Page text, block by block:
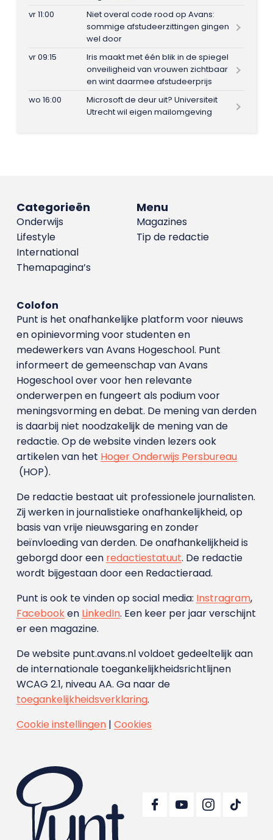
vr 11:00
Niet overal code rood op Avans:
sommige afstudeerzittingen gingen
wel door
vr 09:15
Iris maakt met één blik in de spiegel
onveiligheid van vrouwen zichtbaar
en wint daarmee afstudeerprijs
wo 16:00
Microsoft de deur uit? Universiteit
Utrecht wil eigen mailomgeving
Menu
Magazines
Tip de redactie
Categorieën
Onderwijs
Lifestyle
International
Themapagina’s
Colofon
Punt is het onafhankelijke platform voor nieuws
en opinievorming voor studenten en
medewerkers van Avans Hoge­school. Punt
informeert de gemeenschap van Avans
Hogeschool over voor hen relevante
onderwerpen en fungeert als podium voor
meningsvorming en debat. De mening van derden
is daarbij niet noodzakelijk de mening van de
redactie. Op de website vinden lezers ook
artikelen van het Hoger Onderwijs Persbureau
(HOP).
De redactie bestaat uit professionele journalisten.
Zij werken in journalistieke onafhankelijkheid, op
basis van vrije nieuwsgaring en zonder
beïnvloeding van derden. De onafhankelijkheid is
geborgd door een redactiestatuut. De redactie
wordt bijgestaan door een Redactieraad.
Punt is ook te vinden op social media: Instragram,
Facebooken LinkedIn. Een keer per jaar verschijnt
er een magazine.
De website punt.avans.nl voldoet gedeeltelijk aan
de internationale toegankelijkheidsrichtlijnen
WCAG 2.1, niveau AA. Ga naar de
toegankelijkheidsverklaring.
Cookie instellingen| Cookies